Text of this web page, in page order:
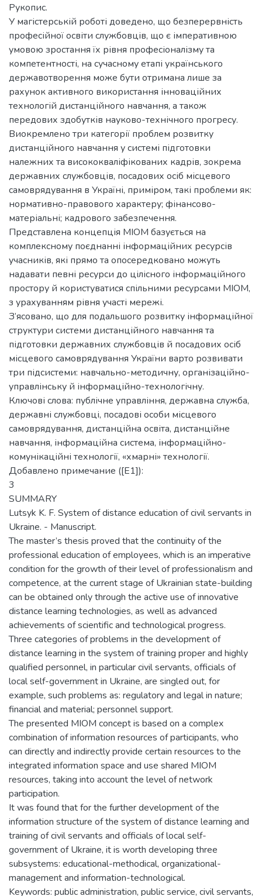
Рукопис.
У магістерській роботі доведено, що безперервність
професійної освіти службовців, що є імперативною
умовою зростання їх рівня професіоналізму та
компетентності, на сучасному етапі українського
державотворення може бути отримана лише за
рахунок активного використання інноваційних
технологій дистанційного навчання, а також
передових здобутків науково-технічного прогресу.
Виокремлено три категорії проблем розвитку
дистанційного навчання у системі підготовки
належних та висококваліфікованих кадрів, зокрема
державних службовців, посадових осіб місцевого
самоврядування в Україні, приміром, такі проблеми як:
нормативно-правового характеру; фінансово-
матеріальні; кадрового забезпечення.
Представлена концепція МІОМ базується на
комплексному поєднанні інформаційних ресурсів
учасників, які прямо та опосередковано можуть
надавати певні ресурси до цілісного інформаційного
простору й користуватися спільними ресурсами МІОМ,
з урахуванням рівня участі мережі.
З’ясовано, що для подальшого розвитку інформаційної
структури системи дистанційного навчання та
підготовки державних службовців й посадових осіб
місцевого самоврядування України варто розвивати
три підсистеми: навчально-методичну, організаційно-
управлінську й інформаційно-технологічну.
Ключові слова: публічне управління, державна служба,
державні службовці, посадові особи місцевого
самоврядування, дистанційна освіта, дистанційне
навчання, інформаційна система, інформаційно-
комунікаційні технології, «хмарні» технології.
Добавлено примечание ([E1]):
3
SUMMARY
Lutsyk K. F. System of distance education of civil servants in
Ukraine. - Manuscript.
The master’s thesis proved that the continuity of the
professional education of employees, which is an imperative
condition for the growth of their level of professionalism and
competence, at the current stage of Ukrainian state-building
can be obtained only through the active use of innovative
distance learning technologies, as well as advanced
achievements of scientific and technological progress.
Three categories of problems in the development of
distance learning in the system of training proper and highly
qualified personnel, in particular civil servants, officials of
local self-government in Ukraine, are singled out, for
example, such problems as: regulatory and legal in nature;
financial and material; personnel support.
The presented MIOM concept is based on a complex
combination of information resources of participants, who
can directly and indirectly provide certain resources to the
integrated information space and use shared MIOM
resources, taking into account the level of network
participation.
It was found that for the further development of the
information structure of the system of distance learning and
training of civil servants and officials of local self-
government of Ukraine, it is worth developing three
subsystems: educational-methodical, organizational-
management and information-technological.
Keywords: public administration, public service, civil servants,